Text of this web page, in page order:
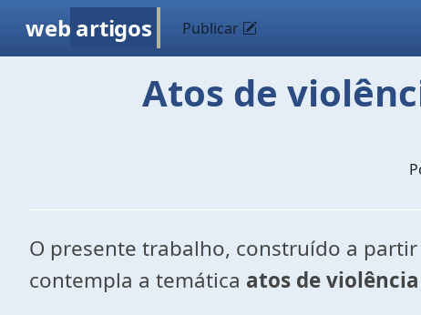
web artigos Publicar
Atos de
O presente trabalho, construído a
contempla a temática atos de